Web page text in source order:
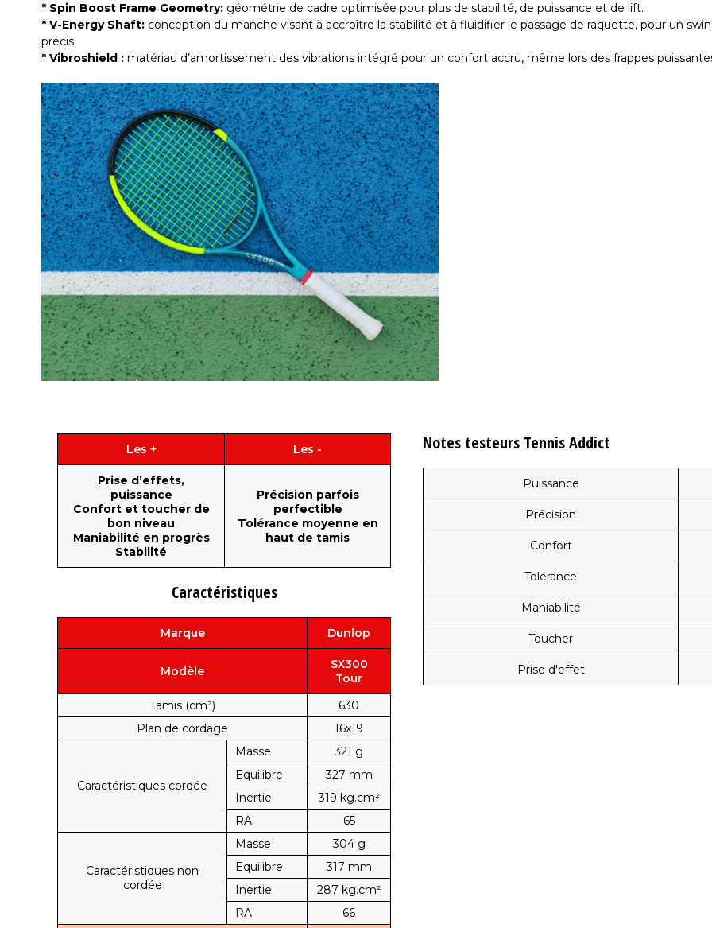
* Spin Boost Frame Geometry: géométrie de cadre optimisée pour plus de stabilité, de puissance et de lift.
* V-Energy Shaft: conception du manche visant à accroître la stabilité et à fluidifier le passage de raquette, pour un
précis.
* Vibroshield : matériau d’amortissement des vibrations intégré pour un confort accru, même lors des frappes
Les + Les -
Prise d’effets,
puissance
Confort et toucher de
bon niveau
Maniabilité en progrès
Stabilité
Précision parfois
perfectible
Tolérance moyenne en
haut de tamis
Caractéristiques
Marque Dunlop
Modèle
SX300
Tour
Tamis (cm²)
630
Plan de cordage
16x19
Caractéristiques cordée
Masse
321 g
Equilibre
327 mm
Inertie
319 kg.cm²
RA
65
Caractéristiques non
cordée
Masse
304 g
Equilibre
317 mm
Inertie
287 kg.cm²
RA
66
Notes testeurs Tennis Addict
Puissance
Précision
Confort
Tolérance
Maniabilité
Toucher
Prise d'effet